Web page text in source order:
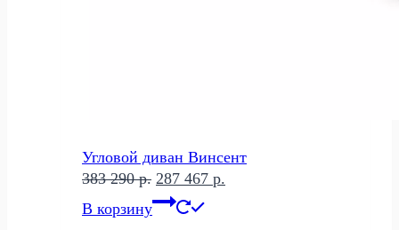
Угловой диван Винсент
383 290р. Первоначальная
цена
составляла
287 467 р.
В корзину